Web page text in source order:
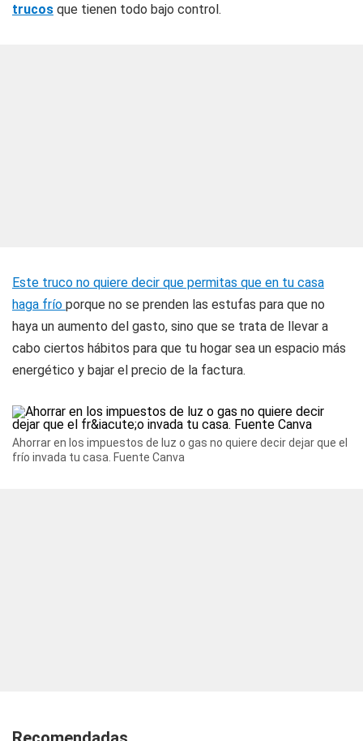
trucos que tienen todo bajo control.
Este truco no quiere decir que permitas que en tu casa
haga frío porque no se prenden las estufas para que no
haya un aumento del gasto, sino que se trata de llevar a
cabo ciertos hábitos para que tu hogar sea un espacio más
energético y bajar el precio de la factura.
Ahorrar en los impuestos de luz o gas no quiere decir dejar que el
frío invada tu casa. Fuente Canva